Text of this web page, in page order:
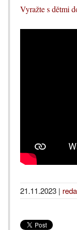
Vyražte s dětmi
21.11.2023 |